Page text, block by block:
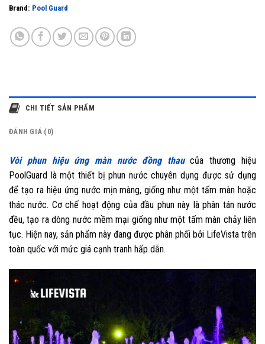
Brand: Pool Guard
CHI TIẾT SẢN PHẨM
ĐÁNH GIÁ (0)
Vòi phun hiệu ứng màn nước đồng thaucủa thương hiệu
PoolGuard là một thiết bị phun nước chuyên dụng được sử dụng
để tạo ra hiệu ứng nước mịn màng, giống như một tấm màn hoặc
thác nước. Cơ chế hoạt động của đầu phun này là phân tán nước
đều, tạo ra dòng nước mềm mại giống như một tấm màn chảy liên
tục. Hiện nay, sản phẩm này đang được phân phối bởi LifeVista trên
toàn quốc với mức giá cạnh tranh hấp dẫn.